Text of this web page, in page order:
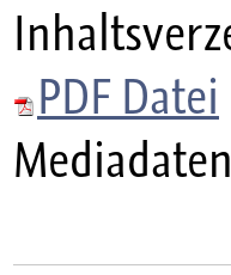
PDF Datei